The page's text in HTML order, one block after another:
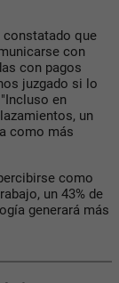
constatado que
con
con pagos
juzgado si lo
en
un
como más
como
un 43% de
generará más